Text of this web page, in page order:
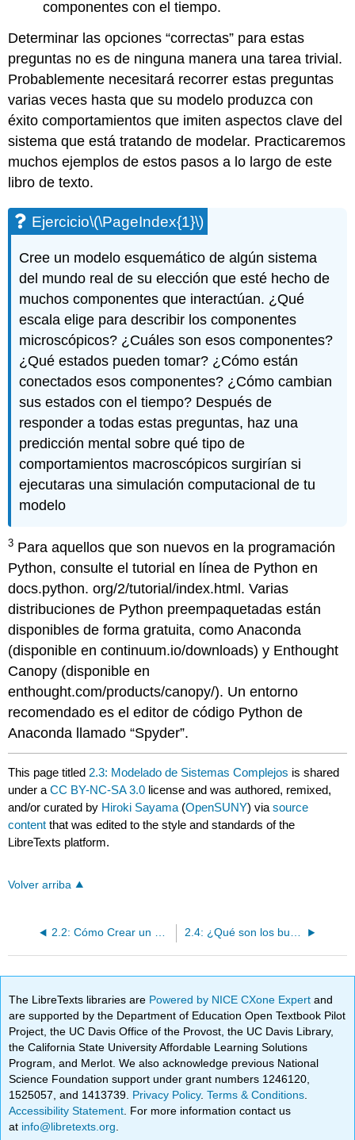
componentes con el tiempo.
Determinar las opciones “correctas” para estas
preguntas no es de ninguna manera una tarea trivial.
Probablemente necesitará recorrer estas preguntas
varias veces hasta que su modelo produzca con
éxito comportamientos que imiten aspectos clave del
sistema que está tratando de modelar. Practicaremos
muchos ejemplos de estos pasos a lo largo de este
libro de texto.
Ejercicio\(\PageIndex{1}\)
Cree un modelo esquemático de algún sistema
del mundo real de su elección que esté hecho de
muchos componentes que interactúan. ¿Qué
escala elige para describir los componentes
microscópicos? ¿Cuáles son esos componentes?
¿Qué estados pueden tomar? ¿Cómo están
conectados esos componentes? ¿Cómo cambian
sus estados con el tiempo? Después de
responder a todas estas preguntas, haz una
predicción mental sobre qué tipo de
comportamientos macroscópicos surgirían si
ejecutaras una simulación computacional de tu
modelo
3 Para aquellos que son nuevos en la programación
Python, consulte el tutorial en línea de Python en
docs.python. org/2/tutorial/index.html. Varias
distribuciones de Python preempaquetadas están
disponibles de forma gratuita, como Anaconda
(disponible en continuum.io/downloads) y Enthought
Canopy (disponible en
enthought.com/products/canopy/). Un entorno
recomendado es el editor de código Python de
Anaconda llamado “Spyder”.
This page titled 2.3: Modelado de Sistemas Complejos is shared
under aCC BY-NC-SA 3.0 license and was authored, remixed,
and/or curated by Hiroki Sayama (OpenSUNY) viasource
content that was edited to the style and standards of the
LibreTexts platform.
Volver arriba
2.2: Cómo Crear un Modelo 2.4: ¿Qué son los buenos modelos?
The LibreTexts libraries are Powered by NICE CXone Expertand
are supported by the Department of Education Open Textbook Pilot
Project, the UC Davis Office of the Provost, the UC Davis Library,
the California State University Affordable Learning Solutions
Program, and Merlot. We also acknowledge previous National
Science Foundation support under grant numbers 1246120,
1525057, and 1413739. Privacy Policy.Terms & Conditions
Accessibility Statement . For more information contact us
at info@libretexts.org